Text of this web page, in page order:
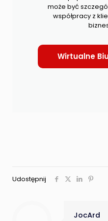
może być
współpracy z
Wirtualne
Udostępnij
JocArd